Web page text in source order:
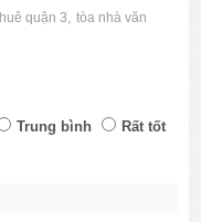
quận 3 ,tòa nhà văn
Trung bình
Rất tốt